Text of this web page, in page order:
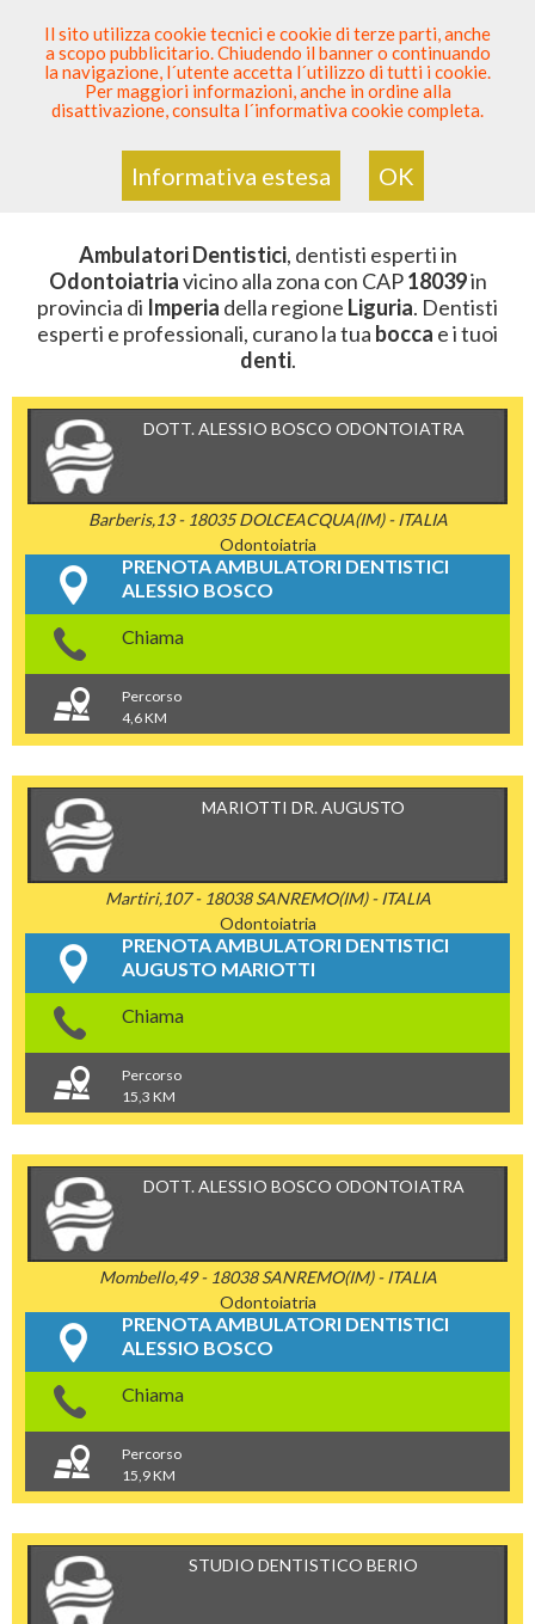
SEI DENTISTA? PARTECIPA
Sei QuiElenco Dentista Sicuro > Odontoiatria>
Ambulatori Dentistici>Liguria >Imperia>CAP 18039
ZONA CON CAP 18039
Ambulatori Dentistici, dentisti esperti in
Odontoiatriavicino alla zona con CAP18039in
provincia di Imperia della regione Liguria. Dentisti
esperti e professionali, curano la tua bocca e i tuoi
denti.
DOTT. ALESSIO BOSCO ODONTOIATRA
Barberis,13 - 18035 DOLCEACQUA(IM) - ITALIA
Odontoiatria
PRENOTA AMBULATORI DENTISTICI
ALESSIO BOSCO
Chiama
Percorso
4,6 KM
MARIOTTI DR. AUGUSTO
Martiri,107 - 18038 SANREMO(IM) - ITALIA
Odontoiatria
PRENOTA AMBULATORI DENTISTICI
AUGUSTO MARIOTTI
Chiama
Percorso
15,3 KM
DOTT. ALESSIO BOSCO ODONTOIATRA
Mombello,49 - 18038 SANREMO(IM) - ITALIA
Odontoiatria
PRENOTA AMBULATORI DENTISTICI
ALESSIO BOSCO
Chiama
Percorso
15,9 KM
STUDIO DENTISTICO BERIO
Il sito utilizza cookie tecnici e cookie di terze parti, anche
a scopo pubblicitario. Chiudendo il banner o continuando
la navigazione, l´utente accetta l´utilizzo di tutti i cookie.
Per maggiori informazioni, anche in ordine alla
disattivazione, consulta l´informativa cookie completa.
Informativa estesa OK